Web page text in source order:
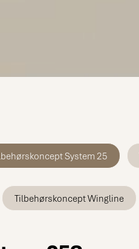
System 25
Tilbehørskoncept Wingline